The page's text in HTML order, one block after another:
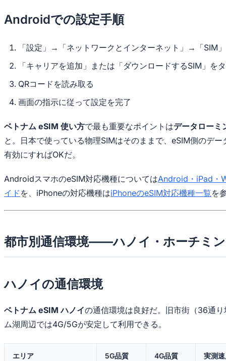
Androidでの設定手順
「設定」→「ネットワークとインターネット」→「SIM
「キャリアを追加」または「ダウンロードするSIM」を
QRコードを読み取る
画面の指示に従って設定を完了
ベトナム eSIM 使い方で最も重要なポイントはデータローミ
と。日本で使っている物理SIMはそのままで、eSIM側のデ
有効にすればOKだ。
AndroidスマホのeSIM対応機種についてはAndroid・iPad・
イド を、iPhoneの対応機種はiPhoneのeSIM対応機種一覧を
都市別通信環境——ハノイ・ホーチミ
ハノイの通信環境
ベトナム eSIM ハノイの通信環境は良好だ。旧市街（36通
ム湖周辺では4G/5Gが安定して利用できる。
エリア 5G品質 4G品質 実測